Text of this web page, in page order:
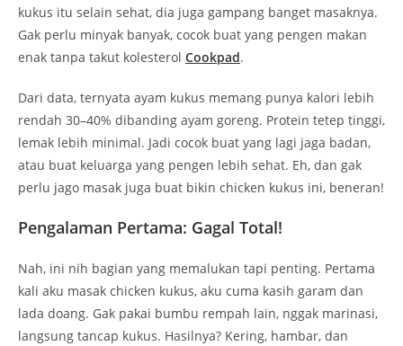
kukus itu selain sehat, dia juga gampang banget masaknya.
Gak perlu minyak banyak, cocok buat yang pengen makan
enak tanpa takut kolesterol Cookpad.
Dari data, ternyata ayam kukus memang punya kalori lebih
rendah 30–40% dibanding ayam goreng. Protein tetep tinggi,
lemak lebih minimal. Jadi cocok buat yang lagi jaga badan,
atau buat keluarga yang pengen lebih sehat. Eh, dan gak
perlu jago masak juga buat bikin chicken kukus ini, beneran!
Pengalaman Pertama: Gagal Total!
Nah, ini nih bagian yang memalukan tapi penting. Pertama
kali aku masak chicken kukus, aku cuma kasih garam dan
lada doang. Gak pakai bumbu rempah lain, nggak marinasi,
langsung tancap kukus. Hasilnya? Kering, hambar, dan